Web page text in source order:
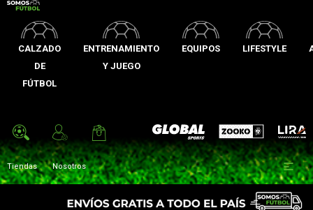
CALZADO
DE
FÚTBOL
ENTRENAMIENTO
Y JUEGO
EQUIPOS LIFESTYLE
Global Sports Zooko Lira
Tiendas Nosotros 